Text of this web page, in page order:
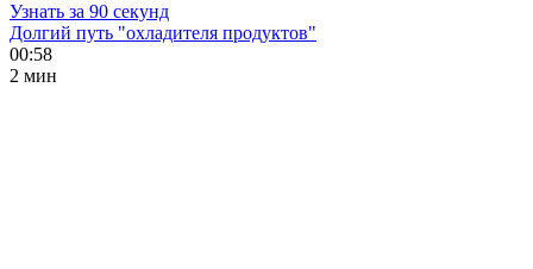
Узнать за 90 секунд
Долгий путь "охладителя продуктов"
00:58
2 мин